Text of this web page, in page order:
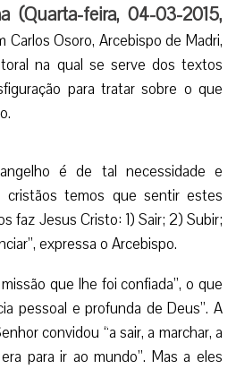
(Quarta-feira, 04-03-2015,
Carlos Osoro, Arcebispo de Madri,
na qual se serve dos textos
para tratar sobre o que
é de tal necessidade e
temos que sentir estes
faz Jesus Cristo: 1) Sair; 2) Subir;
expressa o Arcebispo.
que lhe foi confiada”, o que
pessoal e profunda de Deus”. A
convidou “a sair, a marchar, a
para ir ao mundo”. Mas a eles